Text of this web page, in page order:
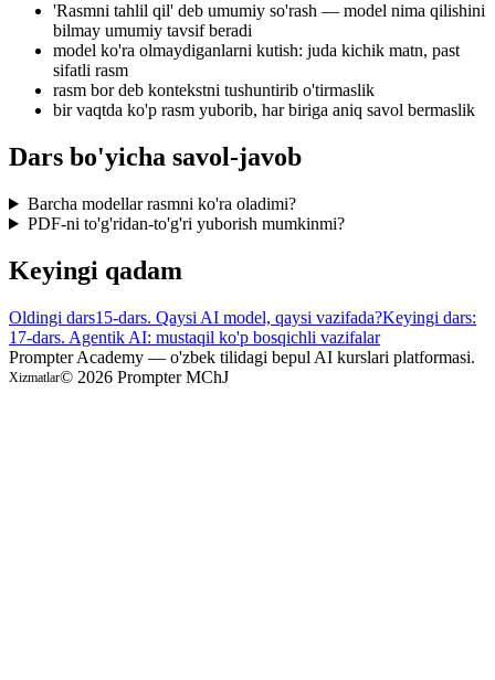
'Rasmni tahlil qil' deb umumiy so'rash — model nima qilishini
bilmay umumiy tavsif beradi
model ko'ra olmaydiganlarni kutish: juda kichik matn, past
sifatli rasm
rasm bor deb kontekstni tushuntirib o'tirmaslik
bir vaqtda ko'p rasm yuborib, har biriga aniq savol bermaslik
Dars bo'yicha savol-javob
Barcha modellar rasmni ko'ra oladimi?
PDF-ni to'g'ridan-to'g'ri yuborish mumkinmi?
Keyingi qadam
Oldingi dars15-dars. Qaysi AI model, qaysi vazifada?Keyingi dars:
17-dars. Agentik AI: mustaqil ko'p bosqichli vazifalar
Prompter Academy — o'zbek tilidagi bepul AI kurslari platformasi.
Xizmatlar© 2026 Prompter MChJ